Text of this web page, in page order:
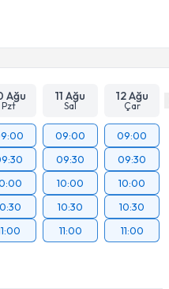
Ağu
Pzt
11 Ağu
Sal
12 Ağu
Çar
09:00
09:30
10:00
10:30
11:00
09:00
09:30
10:00
10:30
11:00